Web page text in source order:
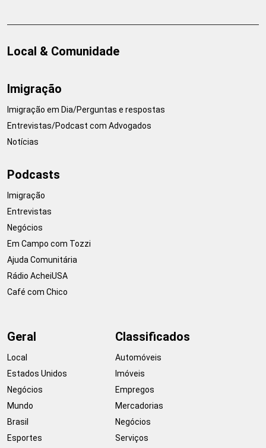
Local & Comunidade
Imigração
Imigração em Dia/Perguntas e respostas
Entrevistas/Podcast com Advogados
Notícias
Podcasts
Imigração
Entrevistas
Negócios
Em Campo com Tozzi
Ajuda Comunitária
Rádio AcheiUSA
Café com Chico
Geral
Local
Estados Unidos
Negócios
Mundo
Brasil
Esportes
Classificados
Automóveis
Imóveis
Empregos
Mercadorias
Negócios
Serviços